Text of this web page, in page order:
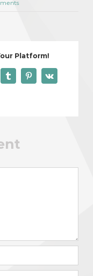
Platform!
Tumblr PinterestVk